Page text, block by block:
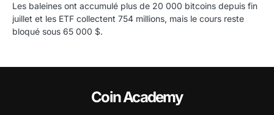
Les baleines ont accumulé plus de 20 000 bitcoins depuis fin
juillet et les ETF collectent 754 millions, mais le cours reste
bloqué sous 65 000 $.
Coin Academy